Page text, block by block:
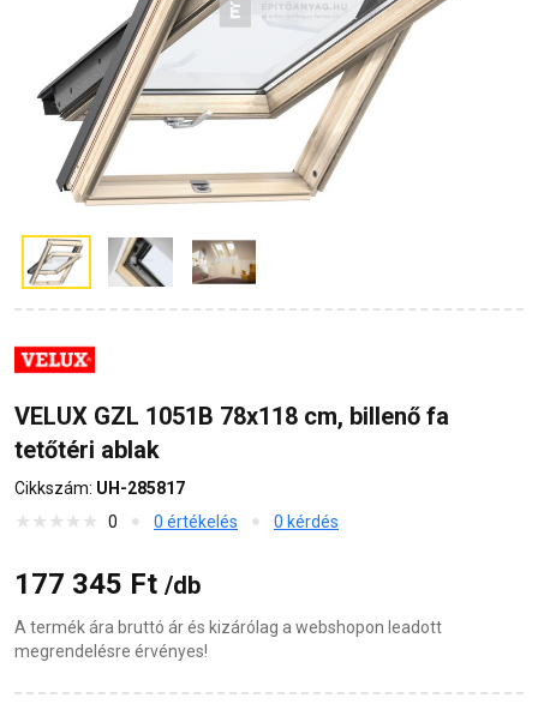
VELUX GZL 1051B 78x118 cm, billenő fa
tetőtéri ablak
Cikkszám: UH-285817
0
0 értékelés 0 kérdés
177 345 Ft /db
A termék ára bruttó ár és kizárólag a webshopon leadott
megrendelésre érvényes!